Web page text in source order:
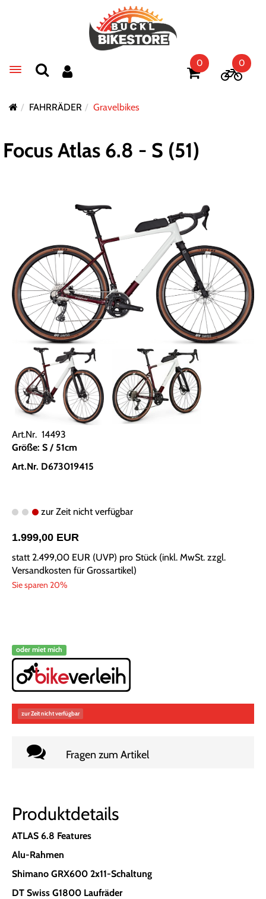
Toggle navigation
0 0
FAHRRÄDER Gravelbikes
Focus Atlas 6.8 - S (51)
Art.Nr. 14493
Größe: S / 51cm
Art.Nr. D673019415
zur Zeit nicht verfügbar
1.999,00 EUR
statt 2.499,00 EUR (UVP) pro Stück (inkl. MwSt. zzgl.
Versandkosten für Grossartikel)
Sie sparen 20%
oder miet mich
zur Zeit nicht verfügbar
Fragen zum Artikel
Produktdetails
ATLAS 6.8 Features
Alu-Rahmen
Shimano GRX600 2x11-Schaltung
DT Swiss G1800 Laufräder